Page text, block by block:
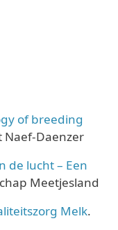
of breeding
Naef-Daenzer
de lucht – Een
Meetjesland
Melk.